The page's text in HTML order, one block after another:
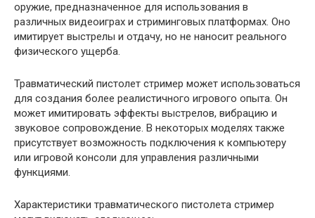
оружие, предназначенное для использования в
различных видеоиграх и стриминговых платформах. Оно
имитирует выстрелы и отдачу, но не наносит реального
физического ущерба.
Травматический пистолет стример может использоваться
для создания более реалистичного игрового опыта. Он
может имитировать эффекты выстрелов, вибрацию и
звуковое сопровождение. В некоторых моделях также
присутствует возможность подключения к компьютеру
или игровой консоли для управления различными
функциями.
Характеристики травматического пистолета стример